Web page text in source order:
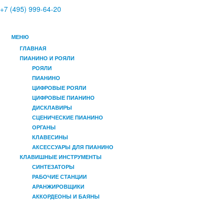
+7 (495) 999-64-20
МЕНЮ
ГЛАВНАЯ
ПИАНИНО И РОЯЛИ
РОЯЛИ
ПИАНИНО
ЦИФРОВЫЕ РОЯЛИ
ЦИФРОВЫЕ ПИАНИНО
ДИСКЛАВИРЫ
СЦЕНИЧЕСКИЕ ПИАНИНО
ОРГАНЫ
КЛАВЕСИНЫ
АКСЕССУАРЫ ДЛЯ ПИАНИНО
КЛАВИШНЫЕ ИНСТРУМЕНТЫ
СИНТЕЗАТОРЫ
РАБОЧИЕ СТАНЦИИ
АРАНЖИРОВЩИКИ
АККОРДЕОНЫ И БАЯНЫ